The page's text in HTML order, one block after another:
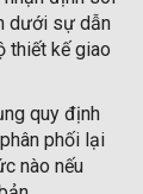
dưới sự dẫn
thiết kế giao
quy định
phối lại
nào nếu